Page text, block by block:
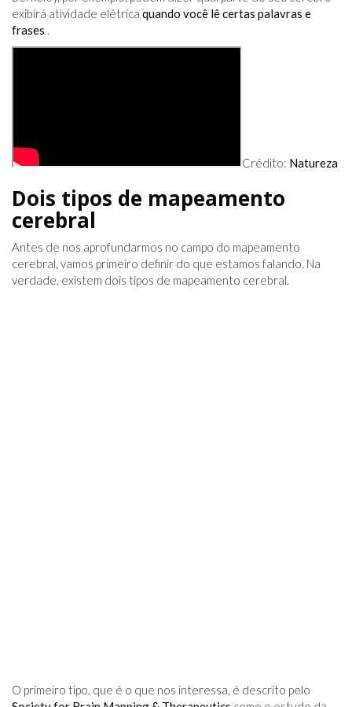
exibirá atividade elétrica quando você lê certas palavras e
frases .
Crédito: Natureza
Dois tipos de mapeamento
cerebral
Antes de nos aprofundarmos no campo do mapeamento
cerebral, vamos primeiro definir do que estamos falando. Na
verdade, existem dois tipos de mapeamento cerebral.
O primeiro tipo, que é o que nos interessa, é descrito pelo